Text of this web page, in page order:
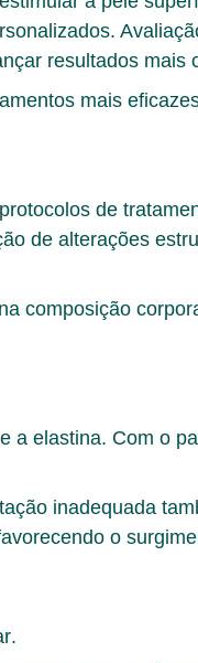
.
resultados mais
mais
de
de alterações
composição
a elastina. Com o
inadequada
o
.